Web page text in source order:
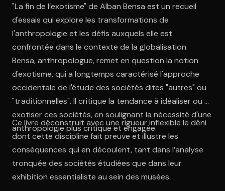
"La fin de l’exotisme" de Alban Bensa est un recueil
d'essais qui explore les transformations de
l'anthropologie et les défis auxquels elle est
confrontée dans le contexte de la globalisation.
Bensa, anthropologue, remet en question la notion
d'exotisme, qui a longtemps caractérisé l'approche
occidentale de l'étude des sociétés dites "autres" ou
"traditionnelles". Il critique la tendance à idéaliser ou à
exotiser ces sociétés, en soulignant la nécessité d'une
anthropologie plus critique et engagée.
Ce livre déconstruit avec une rigueur inflexible le déni
dont cette discipline fait preuve et illustre les
conséquences qui en découlent, tant dans l’analyse
tronquée des sociétés étudiées que dans leur
exhibition essentialiste au sein des musées.